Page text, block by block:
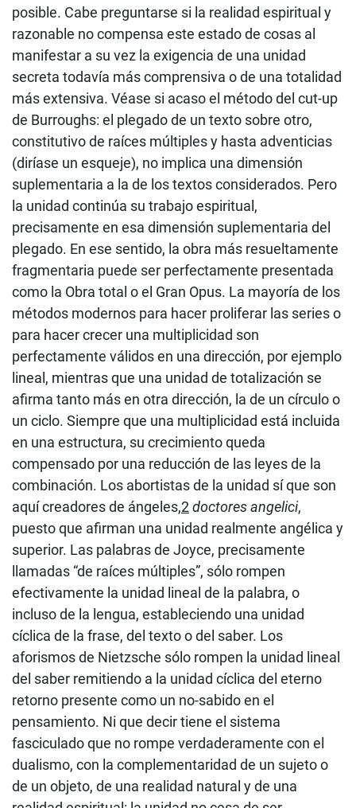
posible. Cabe preguntarse si la realidad espiritual y
razonable no compensa este estado de cosas al
manifestar a su vez la exigencia de una unidad
secreta todavía más comprensiva o de una totalidad
más extensiva. Véase si acaso el método del cut-up
de Burroughs: el plegado de un texto sobre otro,
constitutivo de raíces múltiples y hasta adventicias
(diríase un esqueje), no implica una dimensión
suplementaria a la de los textos considerados. Pero
la unidad continúa su trabajo espiritual,
precisamente en esa dimensión suplementaria del
plegado. En ese sentido, la obra más resueltamente
fragmentaria puede ser perfectamente presentada
como la Obra total o el Gran Opus. La mayoría de los
métodos modernos para hacer proliferar las series o
para hacer crecer una multiplicidad son
perfectamente válidos en una dirección, por ejemplo
lineal, mientras que una unidad de totalización se
afirma tanto más en otra dirección, la de un círculo o
un ciclo. Siempre que una multiplicidad está incluida
en una estructura, su crecimiento queda
compensado por una reducción de las leyes de la
combinación. Los abortistas de la unidad sí que son
aquí creadores de ángeles,2doctores angelici,
puesto que afirman una unidad realmente angélica y
superior. Las palabras de Joyce, precisamente
llamadas “de raíces múltiples”, sólo rompen
efectivamente la unidad lineal de la palabra, o
incluso de la lengua, estableciendo una unidad
cíclica de la frase, del texto o del saber. Los
aforismos de Nietzsche sólo rompen la unidad lineal
del saber remitiendo a la unidad cíclica del eterno
retorno presente como un no-sabido en el
pensamiento. Ni que decir tiene el sistema
fasciculado que no rompe verdaderamente con el
dualismo, con la complementaridad de un sujeto o
de un objeto, de una realidad natural y de una